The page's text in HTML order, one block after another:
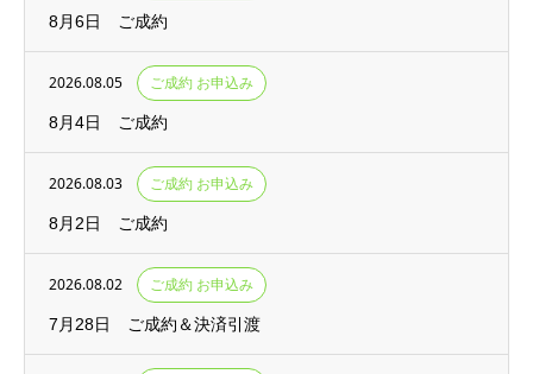
8月6日 ご成約
2026.08.05 ご成約 お申込み
8月4日 ご成約
2026.08.03 ご成約 お申込み
8月2日 ご成約
2026.08.02 ご成約 お申込み
7月28日 ご成約＆決済引渡